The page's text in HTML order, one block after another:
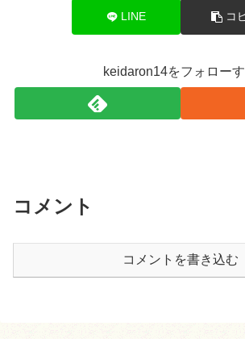
LINE コ
keidaron14をフォロー
コメント
コメントを書き込む